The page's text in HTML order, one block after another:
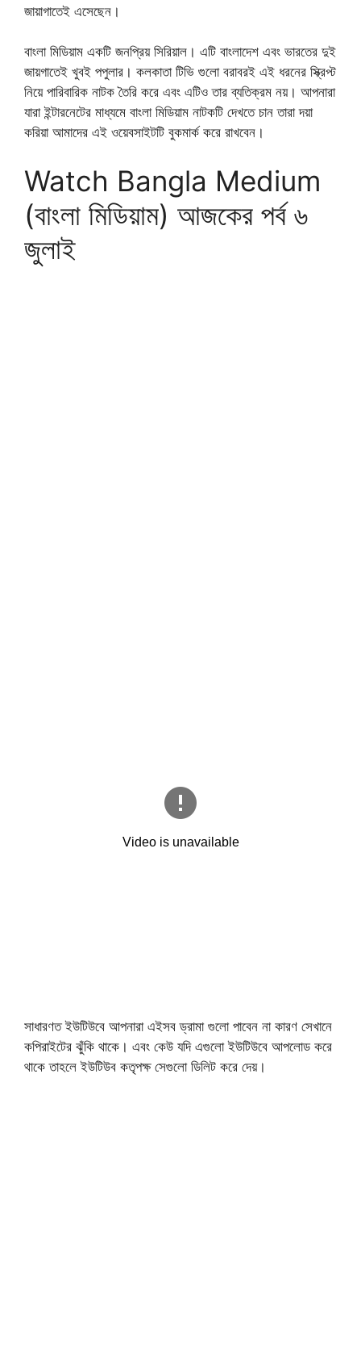
জায়াগাতেই এসেছেন।
বাংলা মিডিয়াম একটি জনপ্রিয় সিরিয়াল। এটি বাংলাদেশ এবং ভারতের দুই
জায়গাতেই খুবই পপুলার। কলকাতা টিভি গুলো বরাবরই এই ধরনের স্ক্রিপ্ট
নিয়ে পারিবারিক নাটক তৈরি করে এবং এটিও তার ব্যতিক্রম নয়। আপনারা
যারা ইন্টারনেটের মাধ্যমে বাংলা মিডিয়াম নাটকটি দেখতে চান তারা দয়া
করিয়া আমাদের এই ওয়েবসাইটটি বুকমার্ক করে রাখবেন।
Watch Bangla Medium
(বাংলা মিডিয়াম) আজকের পর্ব ৬
জুলাই
সাধারণত ইউটিউবে আপনারা এইসব ড্রামা গুলো পাবেন না কারণ সেখানে
কপিরাইটের ঝুঁকি থাকে। এবং কেউ যদি এগুলো ইউটিউবে আপলোড করে
থাকে তাহলে ইউটিউব কতৃপক্ষ সেগুলো ডিলিট করে দেয়।